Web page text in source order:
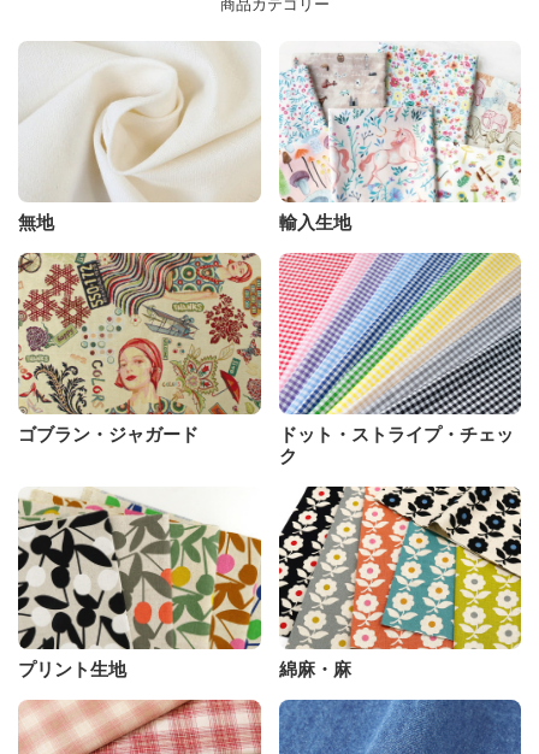
商品カテゴリー
無地 輸入生地
ゴブラン・ジャガード
ドット・ストライプ・チェッ
ク
プリント生地 綿麻・麻